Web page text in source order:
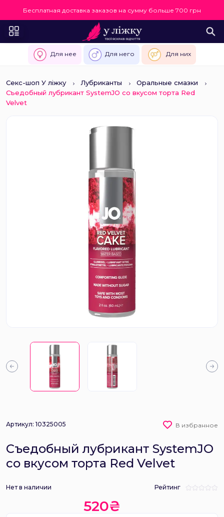
Бесплатная доставка заказов на сумму больше 700 грн
Для нее Для него Для них
Секс-шоп У ліжку Лубриканты
Оральные смазки
Съедобный лубрикант SystemJO со вкусом торта Red
Velvet
Артикул: 10325005 В избранное
Съедобный лубрикант SystemJO
со вкусом торта Red Velvet
Нет в наличии Рейтинг
520₴